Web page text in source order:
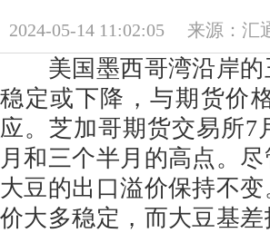
2024-05-14 11:02:05 来源：汇
美国墨西哥湾沿岸的
稳定或下降，与期货价
应。芝加哥期货交易所7
月和三个半月的高点。
大豆的出口溢价保持不
价大多稳定，而大豆基